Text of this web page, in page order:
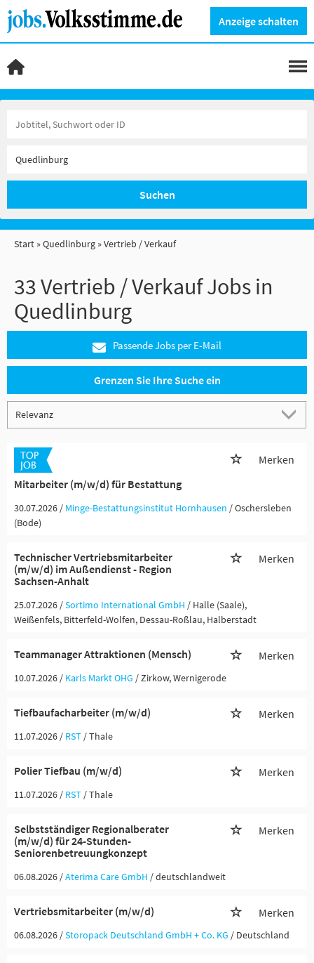
Anzeige schalten
Suchen
Start Quedlinburg Vertrieb / Verkauf
33 Vertrieb / Verkauf Jobs in
Quedlinburg
Passende Jobs per E-Mail
Grenzen Sie Ihre Suche ein
Mitarbeiter (m/w/d) für Bestattung
Merken
30.07.2026 / Minge-Bestattungsinstitut Hornhausen / Oschersleben
(Bode)
Technischer Vertriebsmitarbeiter
(m/w/d) im Außendienst - Region
Sachsen-Anhalt
Merken
25.07.2026 /Sortimo International GmbH / Halle (Saale),
Weißenfels, Bitterfeld-Wolfen, Dessau-Roßlau, Halberstadt
Teammanager Attraktionen (Mensch) Merken
10.07.2026 / Karls Markt OHG / Zirkow, Wernigerode
Tiefbaufacharbeiter (m/w/d) Merken
11.07.2026 / RST / Thale
Polier Tiefbau (m/w/d) Merken
11.07.2026 / RST / Thale
Selbstständiger Regionalberater
(m/w/d) für 24-Stunden-
Seniorenbetreuungkonzept
Merken
06.08.2026 /Aterima Care GmbH / deutschlandweit
Vertriebsmitarbeiter (m/w/d) Merken
06.08.2026 /Storopack Deutschland GmbH + Co. KG / Deutschland